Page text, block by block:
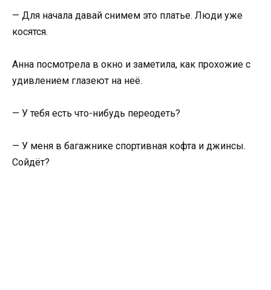
— Для начала давай снимем это платье. Люди уже
косятся.
Анна посмотрела в окно и заметила, как прохожие с
удивлением глазеют на неё.
— У тебя есть что-нибудь переодеть?
— У меня в багажнике спортивная кофта и джинсы.
Сойдёт?